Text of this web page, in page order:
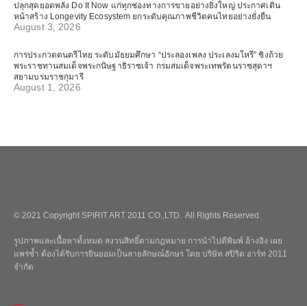
ปลุกสุดยอดพลัง Do It Now แก่ทุกช่องทางการขายอย่างยิ่งใหญ่ ประกาศเดิน
หน้าสร้าง Longevity Ecosystem ยกระดับคุณภาพชีวิตคนไทยอย่างยั่งยืน
August 3, 2026
การประกวดดนตรีไทย ระดับมัธยมศึกษา “ประลองเพลง ประเลงมโหรี” ชิงถ้วย
พระราชทานสมเด็จพระกนิษฐาธิราชเจ้า กรมสมเด็จพระเทพรัตนราชสุดาฯ
สยามบรมราชกุมารี
August 1, 2026
© 2021 Copyright SPIRIT ART 2011 CO.,LTD. All Rights Reserved.
รูปภาพและเนื้อหาทั้งหมด สงวนสิทธิ์ตามกฎหมาย การนำไปตีพิมพ์ อ้างอิง เผย
แพร่ซ้ำ ต้องได้รับการยินยอมเป็นลายลักษณ์อักษร โดย บริษัท สปิริต อาร์ท 2011
จำกัด